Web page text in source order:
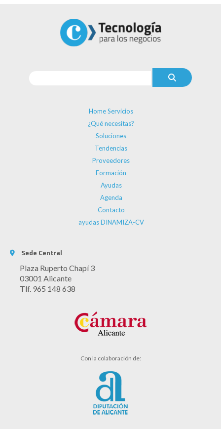
Home Servicios
¿Qué necesitas?
Soluciones
Tendencias
Proveedores
Formación
Ayudas
Agenda
Contacto
ayudas DINAMIZA-CV
Sede Central
Plaza Ruperto Chapí 3
03001 Alicante
Tlf. 965 148 638
Con la colaboración de: